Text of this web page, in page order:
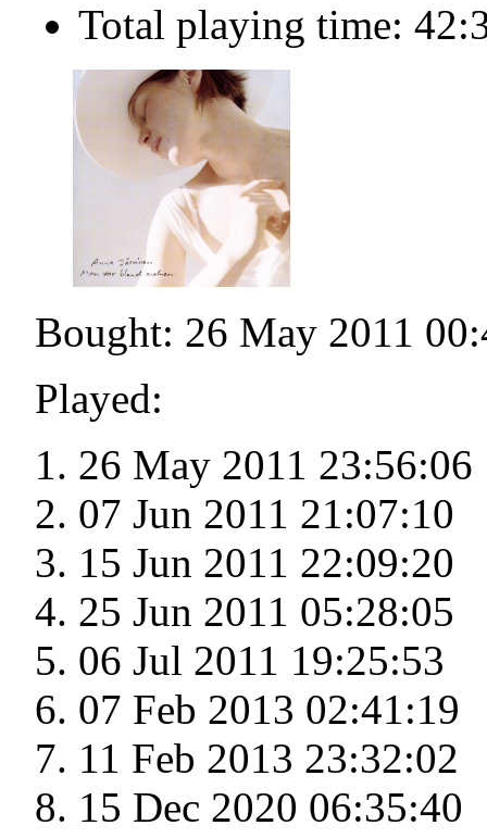
Total playing time:
Bought: 26 May 2011
Played:
26 May 2011 23:56:06
07 Jun 2011 21:07:10
15 Jun 2011 22:09:20
25 Jun 2011 05:28:05
06 Jul 2011 19:25:53
07 Feb 2013 02:41:19
11 Feb 2013 23:32:02
15 Dec 2020 06:35:40